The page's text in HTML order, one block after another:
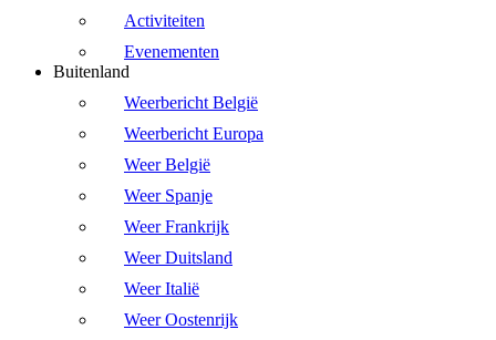
Activiteiten
Evenementen
Buitenland
Weerbericht België
Weerbericht Europa
Weer België
Weer Spanje
Weer Frankrijk
Weer Duitsland
Weer Italië
Weer Oostenrijk